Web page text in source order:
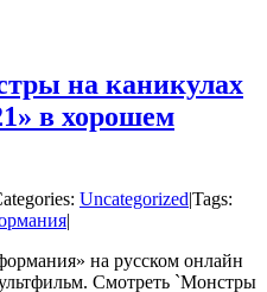
на каникулах
в хорошем
Uncategorized|Tags:
|
на русском онлайн
Смотреть `Монстры